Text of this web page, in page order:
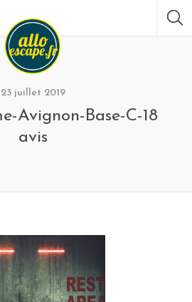
23 juillet 2019
Avignon-Base-C-18
avis